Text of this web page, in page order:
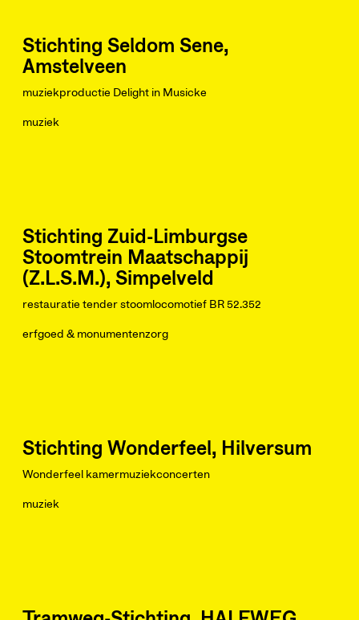
Stichting Seldom Sene,
Amstelveen
muziekproductie Delight in Musicke
muziek
Stichting Zuid-Limburgse
Stoomtrein Maatschappij
(Z.L.S.M.), Simpelveld
restauratie tender stoomlocomotief BR 52.352
erfgoed & monumentenzorg
Stichting Wonderfeel, Hilversum
Wonderfeel kamermuziekconcerten
muziek